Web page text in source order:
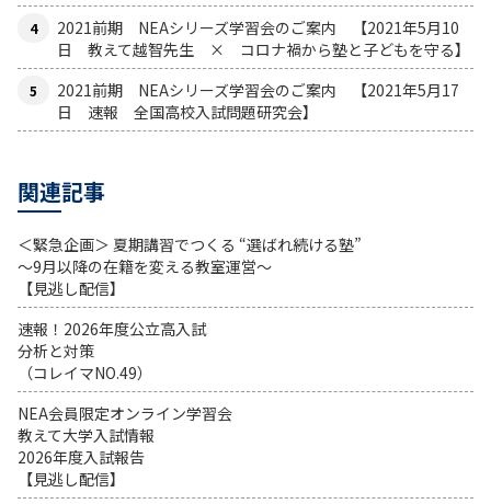
2021前期 NEAシリーズ学習会のご案内 【2021年5月10
日 教えて越智先生 × コロナ禍から塾と子どもを守る】
2021前期 NEAシリーズ学習会のご案内 【2021年5月17
日 速報 全国高校入試問題研究会】
関連記事
＜緊急企画＞ 夏期講習でつくる “選ばれ続ける塾”
～9月以降の在籍を変える教室運営～
【見逃し配信】
速報！2026年度公立高入試
分析と対策
（コレイマNO.49）
NEA会員限定オンライン学習会
教えて大学入試情報
2026年度入試報告
【見逃し配信】